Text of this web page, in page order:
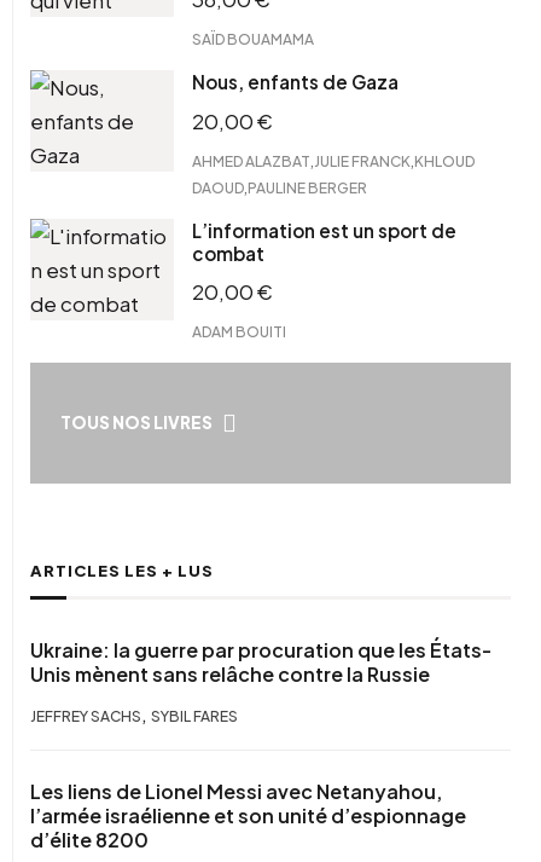
SAÏD BOUAMAMA
Nous, enfants de Gaza
20,00€
AHMED ALAZBAT JULIE FRANCK KHLOUD
DAOUD PAULINE BERGER
L’information est un sport de
combat
20,00€
ADAM BOUITI
TOUS NOS LIVRES
ARTICLES LES + LUS
Ukraine: la guerre par procuration que les États-
Unis mènent sans relâche contre la Russie
JEFFREY SACHS , SYBIL FARES
Les liens de Lionel Messi avec Netanyahou,
l’armée israélienne et son unité d’espionnage
d’élite 8200